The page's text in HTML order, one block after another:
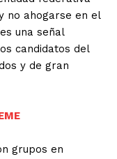
no ahogarse en el
una señal
candidatos del
y de gran
grupos en